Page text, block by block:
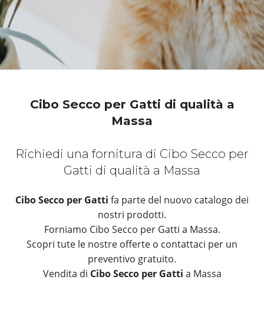
Cibo Secco per Gatti di qualità a
Massa
Richiedi una fornitura di Cibo Secco per
Gatti di qualità a Massa
Cibo Secco per Gatti fa parte del nuovo catalogo dei
nostri prodotti.
Forniamo Cibo Secco per Gatti a Massa.
Scopri tute le nostre offerte o contattaci per un
preventivo gratuito.
Vendita di Cibo Secco per Gatti a Massa